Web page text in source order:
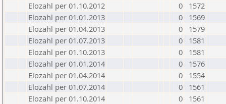
Elozahl per 01.10.2012
0
1572
Elozahl per 01.01.2013
0
1569
Elozahl per 01.04.2013
0
1579
Elozahl per 01.07.2013
0
1581
Elozahl per 01.10.2013
0
1581
Elozahl per 01.01.2014
0
1576
Elozahl per 01.04.2014
0
1554
Elozahl per 01.07.2014
0
1561
Elozahl per 01.10.2014
0
1561